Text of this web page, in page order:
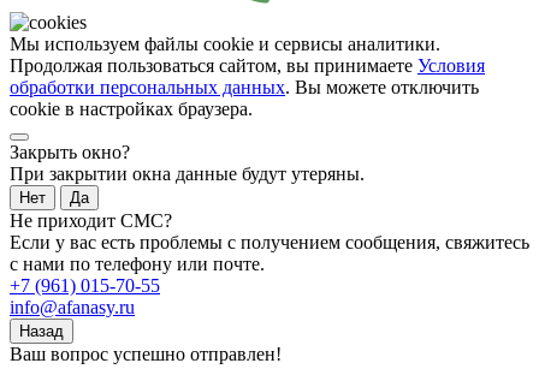
Мы используем файлы cookie и сервисы аналитики.
Продолжая пользоваться сайтом, вы принимаете Условия
обработки персональных данных. Вы можете отключить
cookie в настройках браузера.
Закрыть окно?
При закрытии окна данные будут утеряны.
Нет Да
Не приходит СМС?
Если у вас есть проблемы с получением сообщения, свяжитесь
с нами по телефону или почте.
+7 (961) 015-70-55
info@afanasy.ru
Назад
Ваш вопрос успешно отправлен!